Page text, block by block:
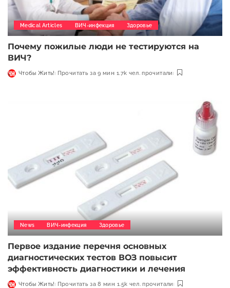
Medical Articles ВИЧ-инфекция Здоровье
Почему пожилые люди не тестируются на
ВИЧ?
Чтобы Жить! Прочитать за 9 мин 1.7k чел. прочитали
News ВИЧ-инфекция Здоровье
Первое издание перечня основных
диагностических тестов ВОЗ повысит
эффективность диагностики и лечения
Чтобы Жить! Прочитать за 8 мин 1.5k чел. прочитали